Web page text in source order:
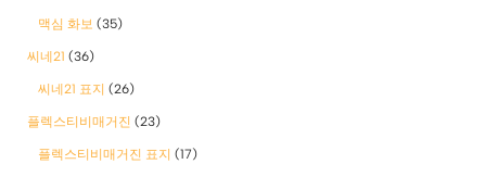
맥심 화보 (35)
씨네21 (36)
씨네21 표지 (26)
플렉스티비매거진 (23)
플렉스티비매거진 표지 (17)